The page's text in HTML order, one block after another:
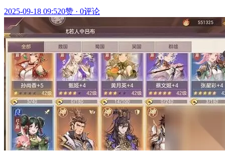
2025-09-18 09:520赞 · 0评论